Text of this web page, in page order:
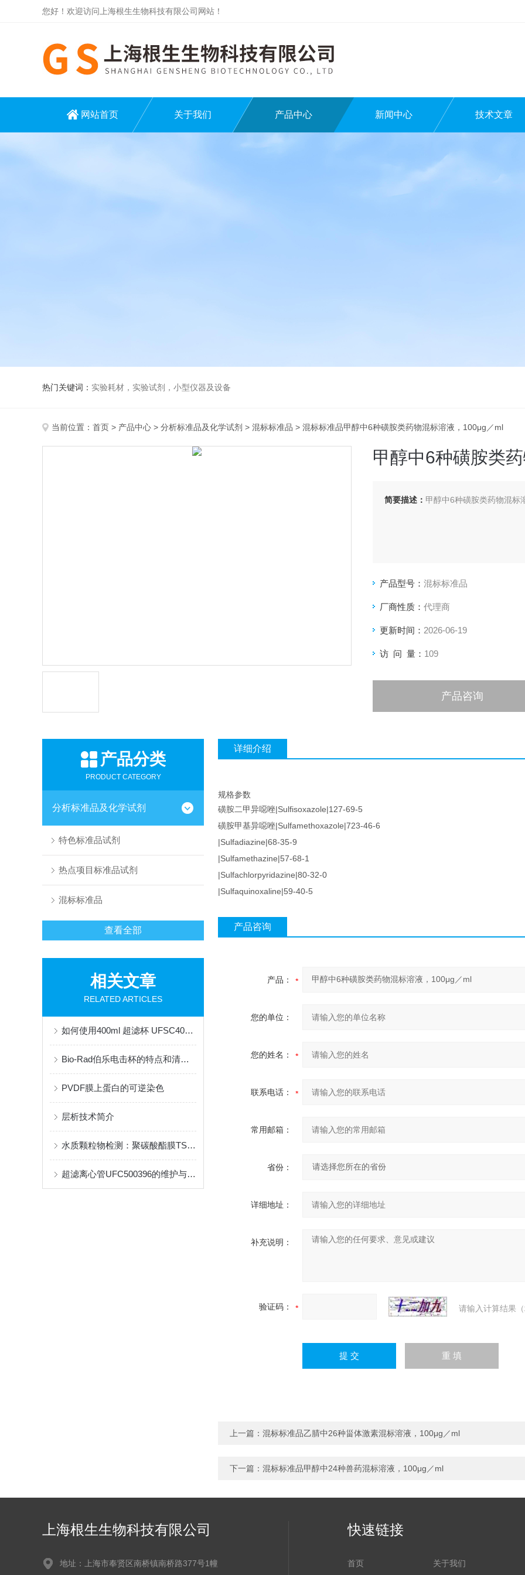
您好！欢迎访问上海根生生物科技有限公司网站！
网站首页 关于我们 产品中心 新闻中心 技术文章
热门关键词： 实验耗材，实验试剂，小型仪器及设备
当前位置： 首页 > 产品中心 > 分析标准品及化学试剂 > 混标标准品 > 混标标准品甲醇中6种磺胺类药物混标溶液，100μg／ml
甲醇中6种磺胺类
简要描述： 甲醇中6种磺胺类药物混标
产品型号： 混标标准品
厂商性质： 代理商
更新时间： 2026-06-19
访 问 量： 109
产品咨询
产品分类
PRODUCT CATEGORY
分析标准品及化学试剂
特色标准品试剂
热点项目标准品试剂
混标标准品
查看全部
相关文章
RELATED ARTICLES
如何使用400ml 超滤杯 UFSC40001进行高效过滤？
Bio-Rad伯乐电击杯的特点和清洗流程是怎样的
PVDF膜上蛋白的可逆染色
层析技术简介
水质颗粒物检测：聚碳酸酯膜TSTP14250的精准应用
超滤离心管UFC500396的维护与清洁指南
详细介绍
规格参数
磺胺二甲异噁唑|Sulfisoxazole|127-69-5
磺胺甲基异噁唑|Sulfamethoxazole|723-46-6
|Sulfadiazine|68-35-9
|Sulfamethazine|57-68-1
|Sulfachlorpyridazine|80-32-0
|Sulfaquinoxaline|59-40-5
产品咨询
产品：
您的单位：
您的姓名：
联系电话：
常用邮箱：
省份：
详细地址：
补充说明：
验证码： 请输入计算结果
上一篇： 混标标准品乙腈中26种甾体激素混标溶液，100μg／ml
下一篇： 混标标准品甲醇中24种兽药混标溶液，100μg／ml
上海根生生物科技有限公司
地址：上海市奉贤区南桥镇南桥路377号1幢
快速链接
首页 关于我们